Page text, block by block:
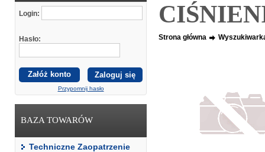
Login:
Hasło:
Załóż konto
Przypomnij hasło
BAZA TOWARÓW
Techniczne Zaopatrzenie
Strona główna